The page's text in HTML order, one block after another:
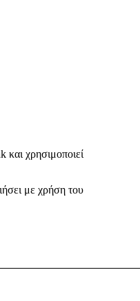
χρησιμοποιεί
με χρήση του